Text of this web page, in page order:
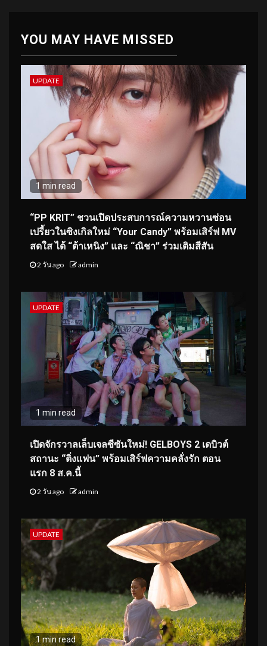
YOU MAY HAVE MISSED
UPDATE
1 min read
“PP KRIT” ชวนเปิดประสบการณ์ความหวานซ่อน
เปรี้ยวในซิงเกิลใหม่ “Your Candy” พร้อมเสิร์ฟ MV
สดใส ได้ “ต้าเหนิง” และ “ณิชา” ร่วมเติมสีสัน
2 วัน ago admin
UPDATE
1 min read
เปิดจักรวาลเล็บเจลซีซันใหม่! GELBOYS 2 เดบิวต์
สถานะ “ติ่งแฟน” พร้อมเสิร์ฟความคลั่งรัก ตอน
แรก 8 ส.ค.นี้
2 วัน ago admin
UPDATE
1 min read